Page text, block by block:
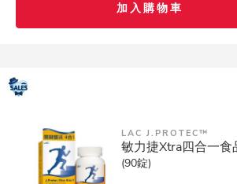
加入購物車
LAC J.PROTEC™
敏力捷Xtra四合一食
(90錠)